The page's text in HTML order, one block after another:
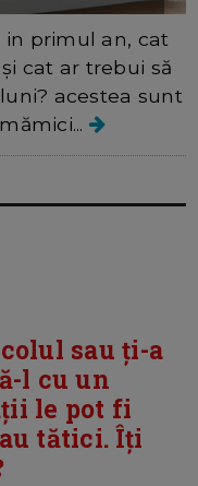
primul an, cat
cat ar trebui să
acestea sunt
sau ți-a
l cu un
le pot fi
tătici. Îți